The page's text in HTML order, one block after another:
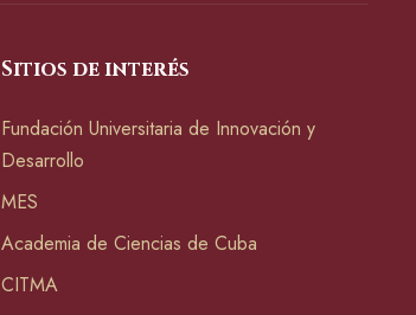
Sitios de interés
Fundación Universitaria de Innovación y
Desarrollo
MES
Academia de Ciencias de Cuba
CITMA